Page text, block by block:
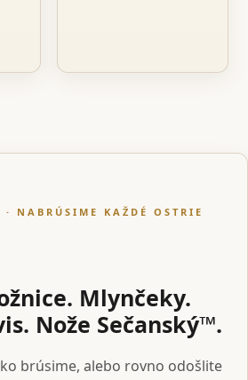
· NABRÚSIME KAŽDÉ OSTRIE
Mlynčeky.
Nože Sečanský™.
brúsime, alebo rovno odošlite